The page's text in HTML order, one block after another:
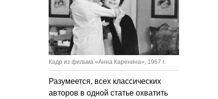
Кадр из фильма «Анна Каренина», 1967 г.
Разумеется, всех классических
авторов в одной статье охватить